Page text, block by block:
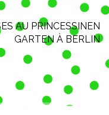
AU PRINCESSINEN
GARTEN À BERLIN